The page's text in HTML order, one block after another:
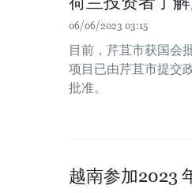
06/06/2023 03:15
目前，芹苴市获国会
项目已由芹苴市提交
批准。
越南参加2023